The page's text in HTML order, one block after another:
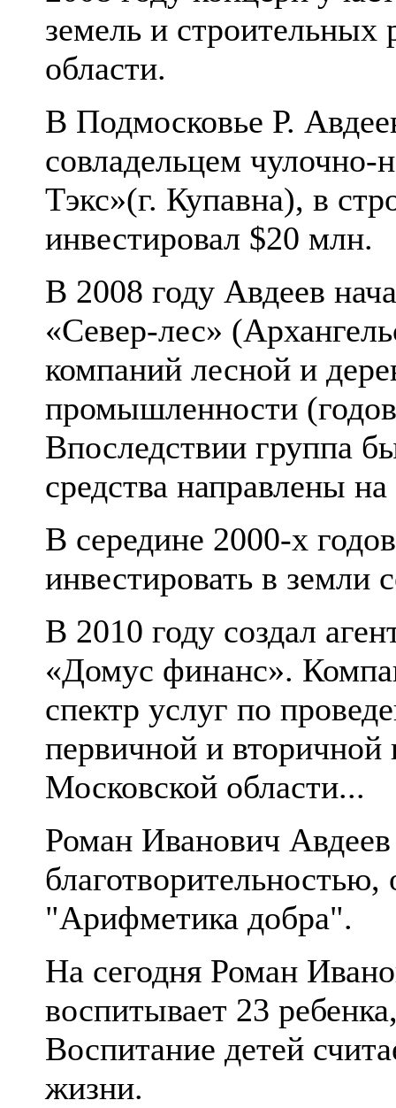
земель и
области.
В Подмосковье Р.
совладельцем
Тэкс»(г. Купавна), в
инвестировал $20 млн.
В 2008 году Авдеев
«Север-лес»
компаний лесной и
промышленности
Впоследствии группа
средства направлены
В середине 2000-х
инвестировать в земли
В 2010 году создал
«Домус финанс».
спектр услуг по
первичной и
Московской области...
Роман Иванович
"Арифметика добра".
На сегодня Роман
воспитывает 23
Воспитание детей
жизни.